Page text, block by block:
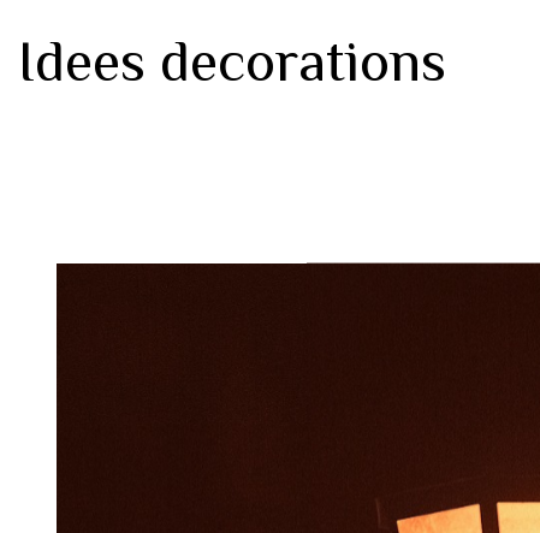
Idees decorations